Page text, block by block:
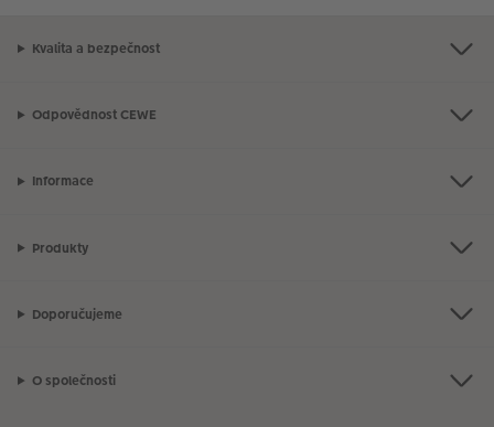
Kvalita a bezpečnost
Odpovědnost CEWE
Informace
Produkty
Doporučujeme
O společnosti